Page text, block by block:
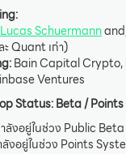
Lucas Schuermannand
ะ Quant เก่า)
Bain Capital Crypto,
Ventures
Status:Beta / Points
งอยู่ในช่วง Public Beta
งอยู่ในช่วง Points